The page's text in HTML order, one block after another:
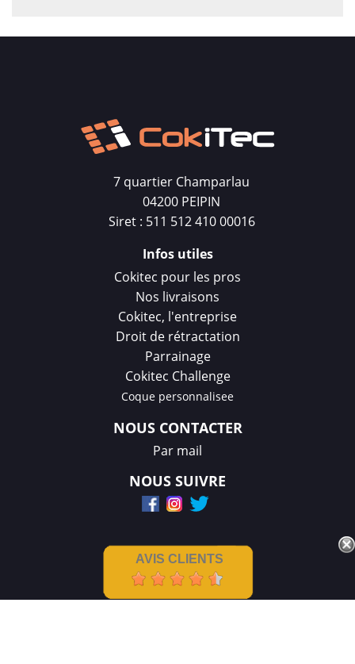
7 quartier Champarlau
04200 PEIPIN
Siret : 511 512 410 00016
Infos utiles
Cokitec pour les pros
Nos livraisons
Cokitec, l'entreprise
Droit de rétractation
Parrainage
Cokitec Challenge
Coque personnalisee
NOUS CONTACTER
Par mail
NOUS SUIVRE
AVIS CLIENTS